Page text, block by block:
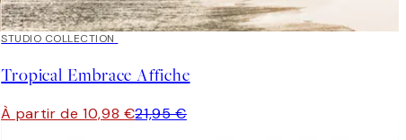
50%*
STUDIO COLLECTION
Tropical Embrace Affiche
À partir de 10,98 €21,95 €